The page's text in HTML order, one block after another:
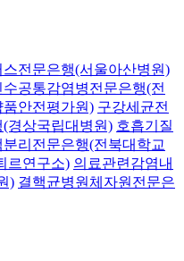
스전문은행(서울아산병원)
수공통감염병전문은행(전
안전평가원) 구강세균전
경상국립대병원) 호흡기질
분리전문은행(전북대학교
르연구소) 의료관련감염내
) 결핵균병원체자원전문은